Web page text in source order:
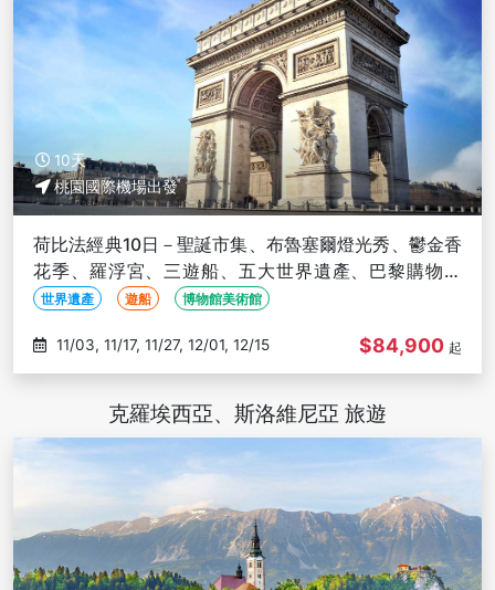
10天
桃園國際機場出發
荷比法經典10日－聖誕市集、布魯塞爾燈光秀、鬱金香
花季、羅浮宮、三遊船、五大世界遺產、巴黎購物趣
【華航直飛阿姆斯特丹】
世界遺產 遊船 博物館美術館
11/03, 11/17, 11/27, 12/01, 12/15 $84,900 起
克羅埃西亞、斯洛維尼亞 旅遊